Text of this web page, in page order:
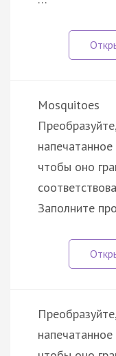
Mosquitoes
чтобы оно
Заполните